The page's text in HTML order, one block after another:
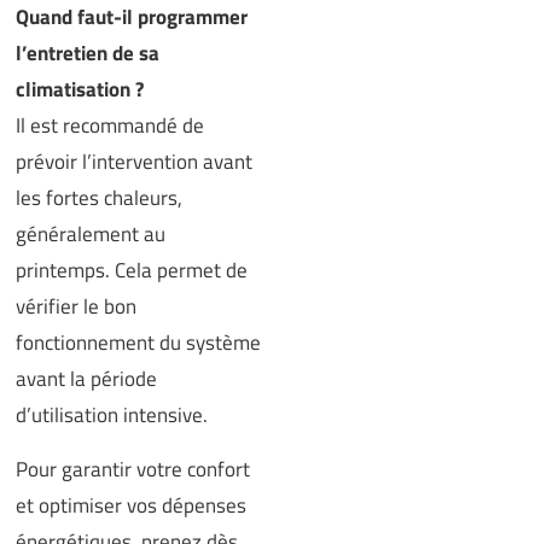
Quand faut-il programmer
l’entretien de sa
climatisation ?
Il est recommandé de
prévoir l’intervention avant
les fortes chaleurs,
généralement au
printemps. Cela permet de
vérifier le bon
fonctionnement du système
avant la période
d’utilisation intensive.
Pour garantir votre confort
et optimiser vos dépenses